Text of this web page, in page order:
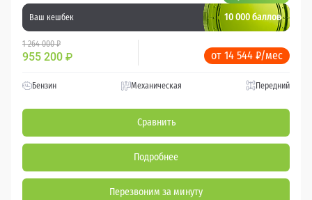
Ваш кешбек 10 000 баллов
1 264 000 ₽
955 200 ₽ от 14 544 ₽/мес
Бензин Механическая Передний
Сравнить
Подробнее
Перезвоним за минуту